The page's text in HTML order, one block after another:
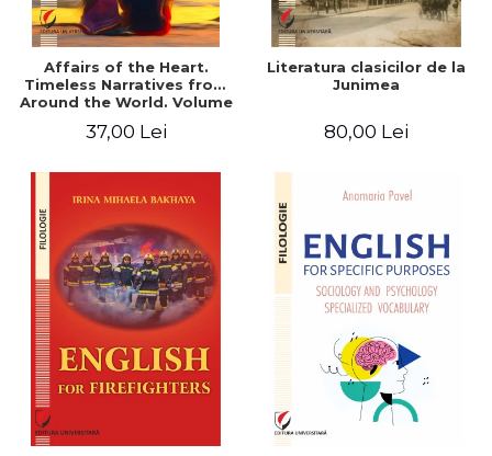
Affairs of the Heart.
Timeless Narratives from
Around the World. Volume
37,00 Lei
Literatura clasicilor de la
Junimea
80,00 Lei